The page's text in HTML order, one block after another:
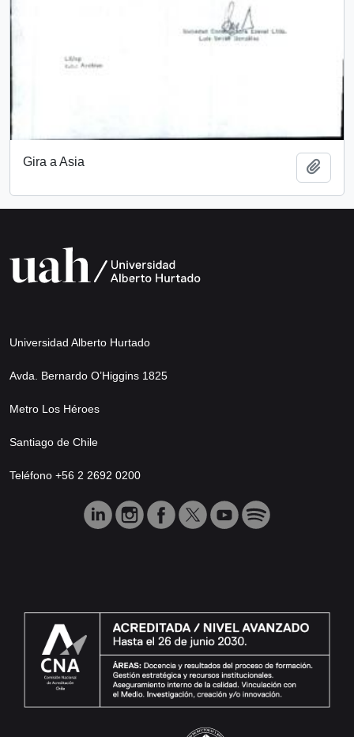
Gira a Asia
Universidad Alberto Hurtado
Avda. Bernardo O’Higgins 1825
Metro Los Héroes
Santiago de Chile
Teléfono +56 2 2692 0200